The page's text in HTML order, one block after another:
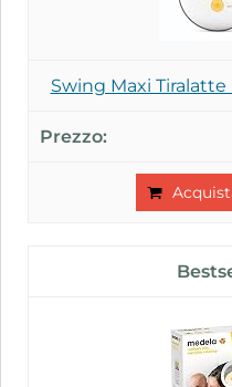
Swing Maxi